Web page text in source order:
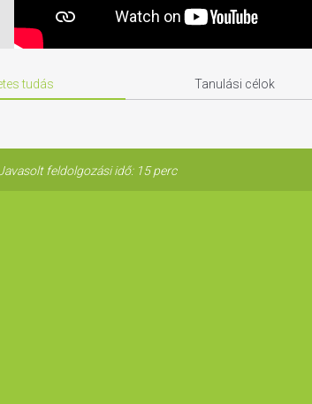
tudás Tanulási célok
feldolgozási idő: 15 perc